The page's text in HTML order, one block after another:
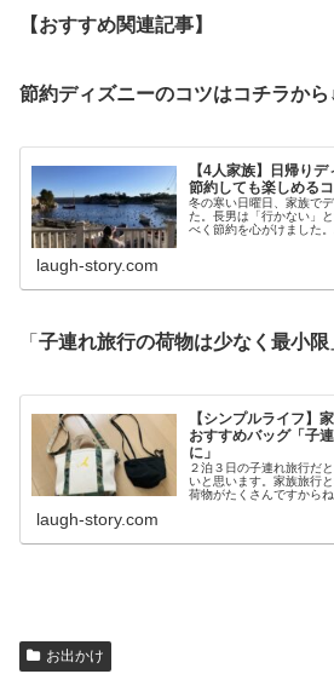
【おすすめ関連記事】
節約ディズニーのコツはコチラから
【4人家族】日帰り
節約しても楽しめる
冬の寒い日曜日、家族で
た。長男は「行かない」
べく節約を心がけました
laugh-story.com
「 子連れ旅行の荷物は少なく最小限
【シンプルライフ】
おすすめバッグ「子
に」
２泊３日の子連れ旅行だ
いと思います。家族旅行
荷物がたくさんですから
laugh-story.com
お出かけ